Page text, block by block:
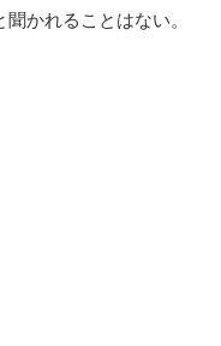
かれることはない。